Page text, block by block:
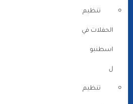
تنظيم
الحفلات في
اسطنبو
ل
تنظيم